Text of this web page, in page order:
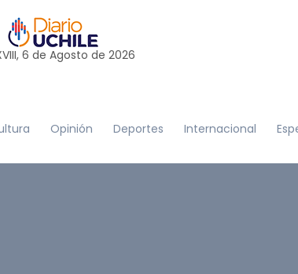
6 de Agosto de 2026
Opinión Deportes Internacional